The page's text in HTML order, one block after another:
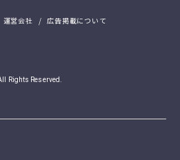
運営会社
広告掲載について
Rights Reserved.